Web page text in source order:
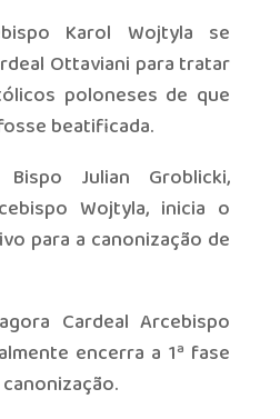
Karol Wojtyla se
Ottaviani para tratar
poloneses de que
beatificada.
Julian Groblicki,
Wojtyla, inicia o
para a canonização de
Cardeal Arcebispo
encerra a 1ª fase